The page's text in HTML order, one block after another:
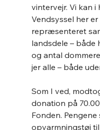
vintervejr. Vi kan
Vendsyssel her
repræsenteret
landsdele – både
og antal
jer alle – både
Som I ved,
donation på
Fonden.
opvarmningstøj til